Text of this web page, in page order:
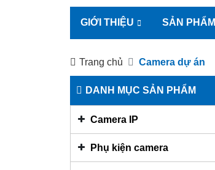
GIỚI THIỆU SẢN PHẨM
Trang chủ Camera dự án
DANH MỤC SẢN PHẨM
Camera IP
Phụ kiện camera